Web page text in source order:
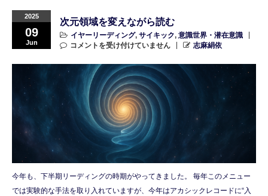
2025
09
Jun
次元領域を変えながら読む
イヤーリーディング, サイキック, 意識世界・潜在意識
コメントを受け付けていません
志麻絹依
今年も、下半期リーディングの時期がやってきました。 毎年このメニュー
では実験的な手法を取り入れていますが、今年はアカシックレコードに“入